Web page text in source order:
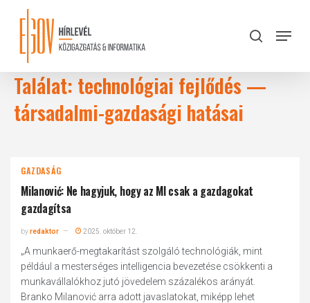
content
search
Menu
Találat: technológiai fejlődés —
társadalmi-gazdasági hatásai
GAZDASÁG
Milanović: Ne hagyjuk, hogy az MI csak a gazdagokat
gazdagítsa
byredaktor 2025. október 12.
„A munkaerő-megtakarítást szolgáló technológiák, mint
például a mesterséges intelligencia bevezetése csökkenti a
munkavállalókhoz jutó jövedelem százalékos arányát.
Branko Milanović arra adott javaslatokat, miképp lehet
Close